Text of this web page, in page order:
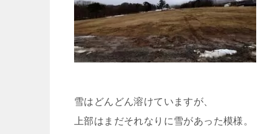
雪はどんどん溶けていますが、
上部はまだそれなりに雪があった模様。